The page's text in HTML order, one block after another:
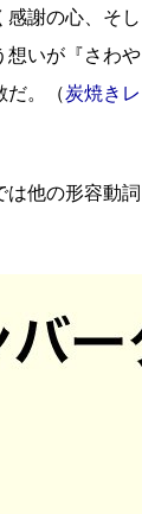
感謝の心、そし
想いが『さわや
だ。（炭焼きレ
は他の形容動詞